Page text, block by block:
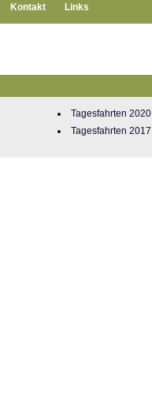
Kontakt Links
Tagesfahrten 2020
Tagesfahrten 2017